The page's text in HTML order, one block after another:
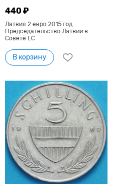
440 ₽
Латвия 2 евро 2015 год.
Председательство Латвии в
Совете ЕС
В корзину